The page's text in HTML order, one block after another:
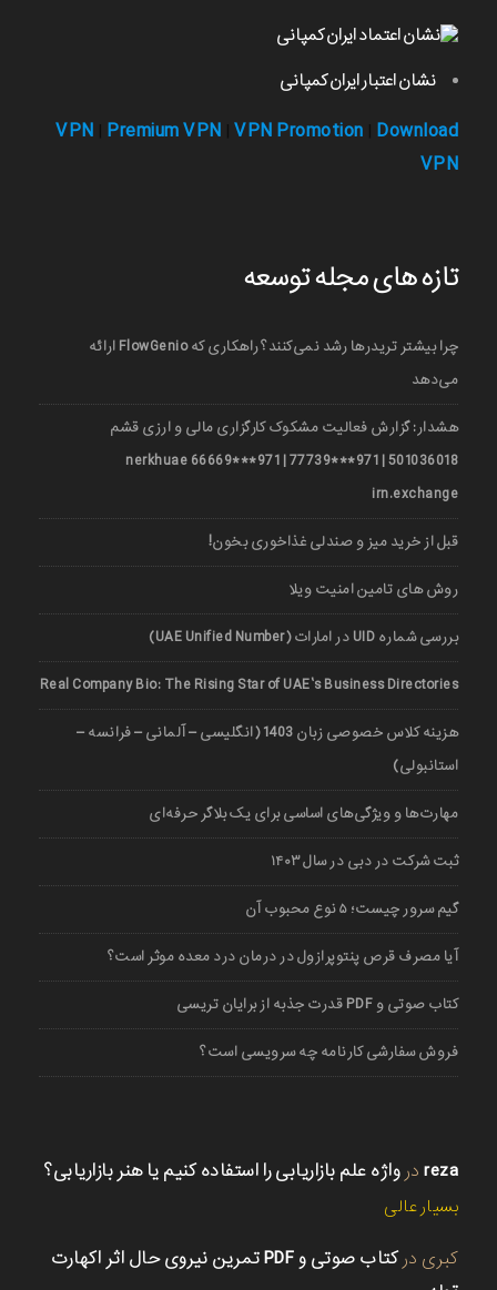
نشان اعتبار ایران کمپانی
VPN Premium VPN VPN Promotion Download
VPN
تازه های مجله توسعه
چرا بیشتر تریدرها رشد نمی‌کنند؟ راهکاری که FlowGenio ارائه
می‌دهد
هشدار: گزارش فعالیت مشکوک کارگزاری مالی و ارزی قشم
501036018 | 971***77739 | 971***66669 nerkhuae
irn.exchange
قبل از خرید میز و صندلی غذاخوری بخون!
روش های تامین امنیت ویلا
بررسی شماره UID در امارات (UAE Unified Number)
Real Company Bio: The Rising Star of UAE’s Business Directories
هزینه کلاس خصوصی زبان 1403 (انگلیسی – آلمانی – فرانسه –
استانبولی)
مهارت‌ها و ویژگی‌های اساسی برای یک بلاگر حرفه‌ای
ثبت شرکت در دبی در سال ۱۴۰۳
گیم سرور چیست؛ ۵ نوع محبوب آن
آیا مصرف قرص پنتوپرازول در درمان درد معده موثر است؟
کتاب صوتی و PDF قدرت جذبه از برایان تریسی
فروش سفارشی کارنامه چه سرویسی است؟
reza در واژه علم بازاریابی را استفاده کنیم یا هنر بازاریابی؟
بسیار عالی
کبری در
کتاب صوتی و PDF تمرین نیروی حال اثر اکهارت